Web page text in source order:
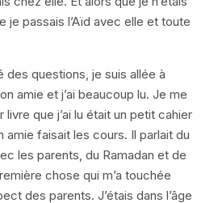
je passais l’Aïd avec elle et toute
des questions, je suis allée à
amie et j’ai beaucoup lu. Je me
que j’ai lu était un petit cahier
amie faisait les cours. Il parlait du
les parents, du Ramadan et de
chose qui m’a touchée
des parents. J’étais dans l’âge